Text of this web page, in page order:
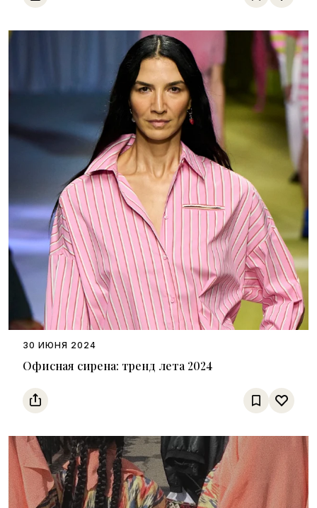
Офисная сирена: тренд лета 2024
30 ИЮНЯ 2024